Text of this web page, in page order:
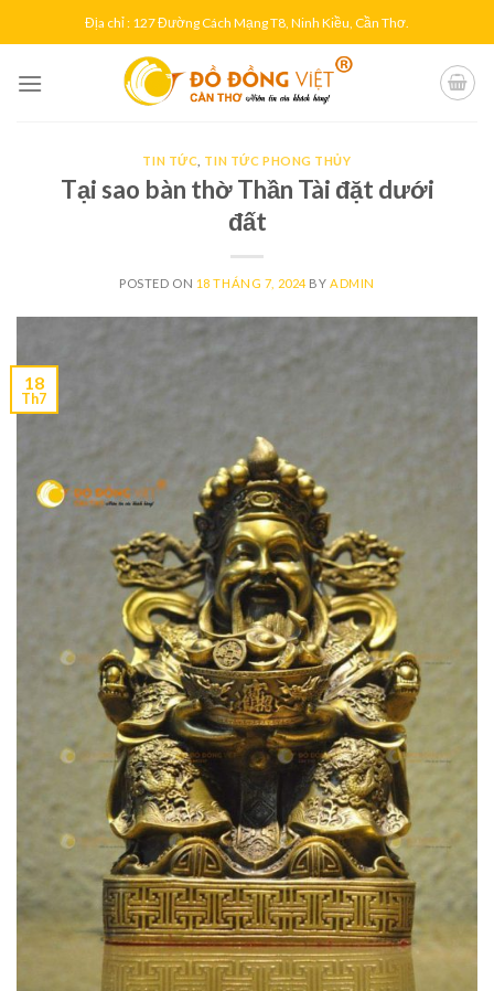
to
Địa chỉ : 127 Đường Cách Mạng T8, Ninh Kiều, Cần Thơ.
TIN TỨC TIN TỨC PHONG THỦY
Tại sao bàn thờ Thần Tài đặt dưới
đất
POSTED ON 18 THÁNG 7, 2024BY ADMIN
18
Th7